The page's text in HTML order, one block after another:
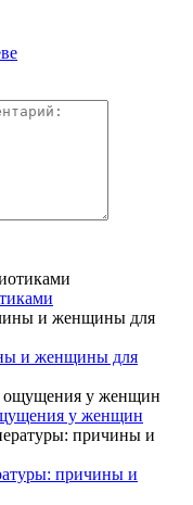
и женщины для
у женщин
причины и